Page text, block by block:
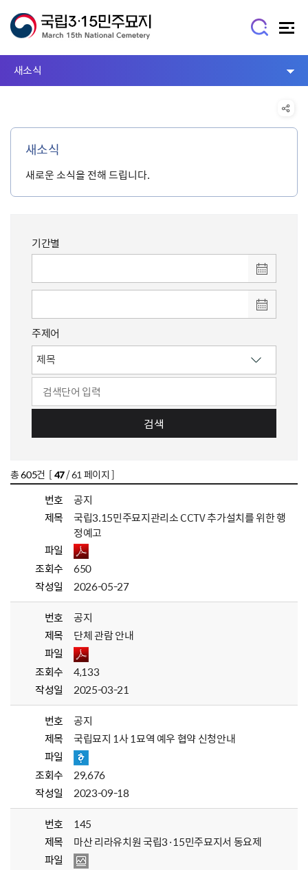
새소식
새소식
새로운 소식을 전해 드립니다.
기간별
주제어
검색
총605건 [47/ 61 페이지 ]
번호
공지
제목
국립3.15민주묘지관리소 CCTV 추가설치를 위한 행
정예고
파일
조회수
650
작성일
2026-05-27
번호
공지
제목
단체 관람 안내
파일
조회수
4,133
작성일
2025-03-21
번호
공지
제목
국립묘지 1사 1묘역 예우 협약 신청안내
파일
조회수
29,676
작성일
2023-09-18
번호
145
제목
마산 리라유치원 국립3·15민주묘지서 동요제
파일